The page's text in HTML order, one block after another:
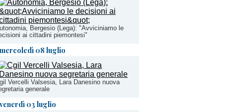
Bergesio (Lega): "Avviciniamo le
ai cittadini piemontesi"
mercoledì 08 luglio
Vercelli Valsesia, Lara Danesino nuova
generale
venerdì 03 luglio